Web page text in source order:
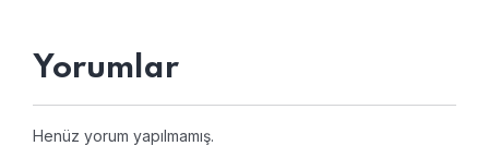
Yorumlar
Henüz yorum yapılmamış.